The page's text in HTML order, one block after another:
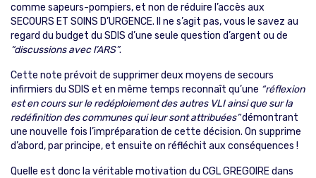
comme sapeurs-pompiers, et non de réduire l’accès aux
SECOURS ET SOINS D’URGENCE. Il ne s’agit pas, vous le savez au
regard du budget du SDIS d’une seule question d’argent ou de
“discussions avec l’ARS”.
Cette note prévoit de supprimer deux moyens de secours
infirmiers du SDIS et en même temps reconnaît qu’une “réflexion
est en cours sur le redéploiement des autres VLI ainsi que sur la
redéfinition des communes qui leur sont attribuées”démontrant
une nouvelle fois l’impréparation de cette décision. On supprime
d’abord, par principe, et ensuite on réfléchit aux conséquences !
Quelle est donc la véritable motivation du CGL GREGOIRE dans